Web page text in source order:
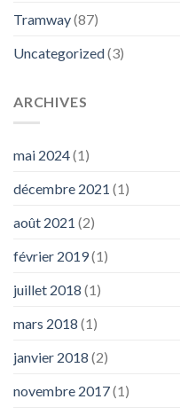
Tramway(87)
Uncategorized(3)
ARCHIVES
mai 2024(1)
décembre 2021 (1)
août 2021 (2)
février 2019(1)
juillet 2018 (1)
mars 2018 (1)
janvier 2018 (2)
novembre 2017(1)